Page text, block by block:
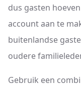
dus gasten
account aan te
buitenlandse
oudere
Gebruik een